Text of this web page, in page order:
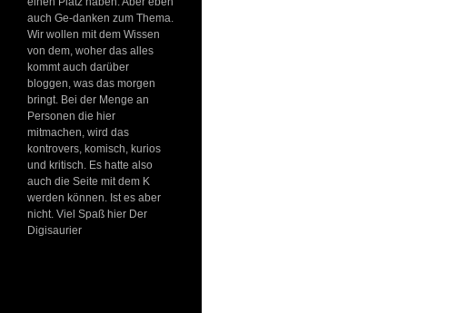
auch Ge-danken zum Thema.
Wir wollen mit dem Wissen
von dem, woher das alles
kommt auch darüber
bloggen, was das morgen
bringt. Bei der Menge an
Personen die hier
mitmachen, wird das
kontrovers, komisch, kurios
und kritisch. Es hatte also
auch die Seite mit dem K
werden können. Ist es aber
nicht. Viel Spaß hier Der
Digisaurier